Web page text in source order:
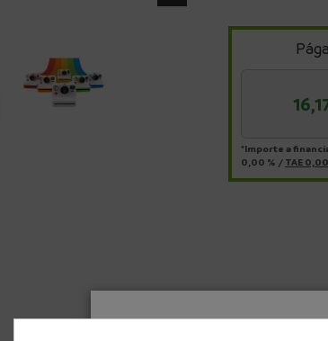
*Importe a
0,00 % / TAE